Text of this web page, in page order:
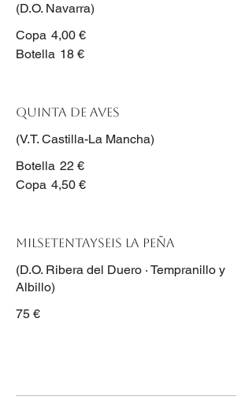
(D.O. Navarra)
Copa 4,00 €
Botella 18 €
Quinta de Aves
(V.T. Castilla-La Mancha)
Botella 22 €
Copa 4,50 €
Milsetentayseis La Peña
(D.O. Ribera del Duero · Tempranillo y
Albillo)
75 €